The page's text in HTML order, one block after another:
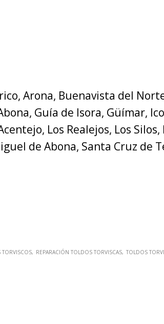
Arona, Buenavista del
Guía de Isora, Güímar,
Los Realejos, Los
de Abona, Santa Cruz
TORVISCOS REPARACIÓN TOLDOS TORVISCAS TOLDOS